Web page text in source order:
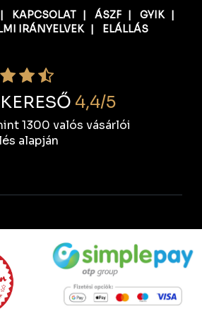
KAPCSOLAT| ÁSZF| GYIK|
IRÁNYELVEK| ELÁLLÁS
4,4/5
1300 valós vásárlói
alapján